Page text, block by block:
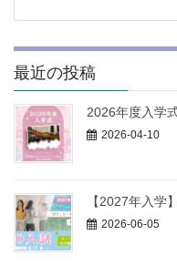
最近の投稿
2026年度入学
2026-04-10
【2027年入学
2026-06-05